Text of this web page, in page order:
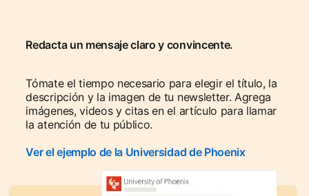
Redacta un mensaje claro y convincente.
Tómate el tiempo necesario para elegir el título, la
descripción y la imagen de tu newsletter. Agrega
imágenes, videos y citas en el artículo para llamar
la atención de tu público.
Ver el ejemplo de la Universidad de Phoenix